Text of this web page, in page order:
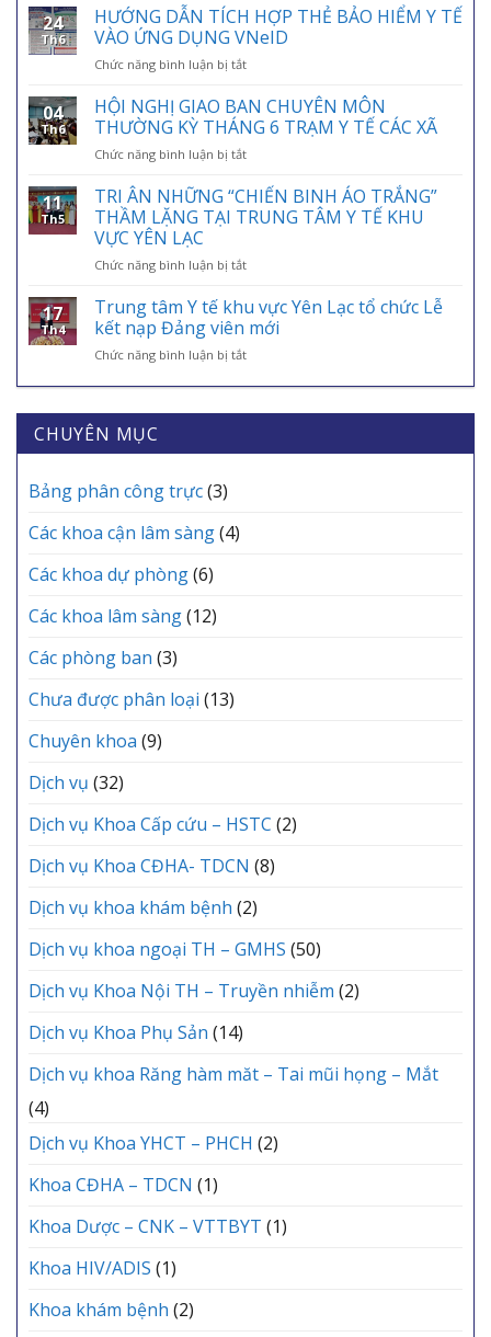
ỨNG
NGÀY
BẢO
HIỂM
TẾ
VIỆT
01/7:
HIỂM
Y
ĐIỂM
AN
SINH,
KHÓA
BẢO
MỖI
24
Th6
HƯỚNG DẪN TÍCH HỢP THẺ BẢO HIỂM Y TẾ
VÀO ỨNG DỤNG VNeID
Chức năng bình luận bị tắtở
DẪN
TÍCH
HỢP
THẺ
HIỂM
Y
ỨNG
VNeID
04
Th6
HỘI NGHỊ GIAO BAN CHUYÊN MÔN
THƯỜNG KỲ THÁNG 6 TRẠM Y TẾ CÁC XÃ
Chức năng bình luận bị tắtở
NGHỊ
GIAO
BAN
MÔN
KỲ
THÁNG
6
TRẠM
CÁC
11
Th5
TRI ÂN NHỮNG “CHIẾN BINH ÁO TRẮNG”
THẦM LẶNG TẠI TRUNG TÂM Y TẾ KHU
VỰC YÊN LẠC
Chức năng bình luận bị tắtở
ÂN
NHỮNG
“CHIẾN
BINH
THẦM
17
Th4
Trung tâm Y tế khu vực Yên Lạc tổ chức Lễ
kết nạp Đảng viên mới
Chức năng bình luận bị tắtở
tâm
CHUYÊN MỤC
Bảng phân công trực(3)
Các khoa cận lâm sàng(4)
Các khoa dự phòng(6)
Các khoa lâm sàng(12)
Các phòng ban (3)
Chưa được phân loại (13)
Chuyên khoa (9)
Dịch vụ (32)
Dịch vụ Khoa Cấp cứu – HSTC (2)
Dịch vụ Khoa CĐHA- TDCN (8)
Dịch vụ khoa khám bệnh (2)
Dịch vụ khoa ngoại TH – GMHS (50)
Dịch vụ Khoa Nội TH – Truyền nhiễm (2)
Dịch vụ Khoa Phụ Sản (14)
Dịch vụ khoa Răng hàm măt – Tai mũi họng – Mắt
(4)
Dịch vụ Khoa YHCT – PHCH (2)
Khoa CĐHA – TDCN (1)
Khoa Dược – CNK – VTTBYT (1)
Khoa HIV/ADIS (1)
Khoa khám bệnh (2)